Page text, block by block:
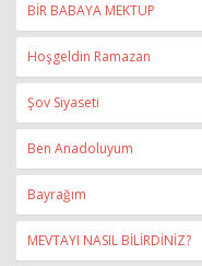
BİR BABAYA MEKTUP
Hoşgeldin Ramazan
Şov Siyaseti
Ben Anadoluyum
Bayrağım
MEVTAYI NASIL BİLİRDİNİZ?